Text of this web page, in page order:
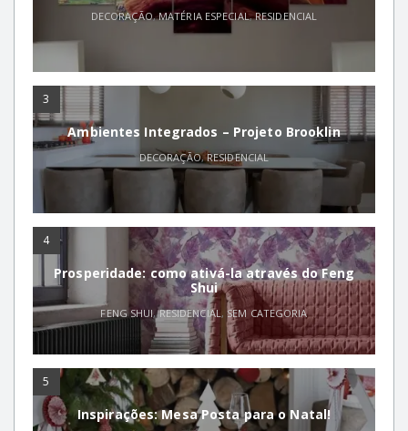
DECORAÇÃO,MATÉRIA ESPECIAL,RESIDENCIAL
3
Ambientes Integrados – Projeto Brooklin
DECORAÇÃO,RESIDENCIAL
4
Prosperidade: como ativá-la através do Feng
Shui
FENG SHUI,RESIDENCIAL ,SEM CATEGORIA
5
Inspirações: Mesa Posta para o Natal!